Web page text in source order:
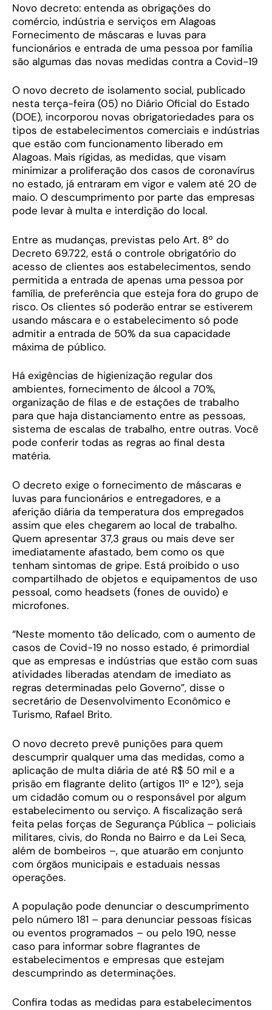
Novo decreto: entenda as obrigações do
comércio, indústria e serviços em Alagoas
Fornecimento de máscaras e luvas para
funcionários e entrada de uma pessoa por família
são algumas das novas medidas contra a Covid-19
O novo decreto de isolamento social, publicado
nesta terça-feira (05) no Diário Oficial do Estado
(DOE), incorporou novas obrigatoriedades para os
tipos de estabelecimentos comerciais e indústrias
que estão com funcionamento liberado em
Alagoas. Mais rígidas, as medidas, que visam
minimizar a proliferação dos casos de coronavírus
no estado, já entraram em vigor e valem até 20 de
maio. O descumprimento por parte das empresas
pode levar à multa e interdição do local.
Entre as mudanças, previstas pelo Art. 8º do
Decreto 69.722, está o controle obrigatório do
acesso de clientes aos estabelecimentos, sendo
permitida a entrada de apenas uma pessoa por
família, de preferência que esteja fora do grupo de
risco. Os clientes só poderão entrar se estiverem
usando máscara e o estabelecimento só pode
admitir a entrada de 50% da sua capacidade
máxima de público.
Há exigências de higienização regular dos
ambientes, fornecimento de álcool a 70%,
organização de filas e de estações de trabalho
para que haja distanciamento entre as pessoas,
sistema de escalas de trabalho, entre outras. Você
pode conferir todas as regras ao final desta
matéria.
O decreto exige o fornecimento de máscaras e
luvas para funcionários e entregadores, e a
aferição diária da temperatura dos empregados
assim que eles chegarem ao local de trabalho.
Quem apresentar 37,3 graus ou mais deve ser
imediatamente afastado, bem como os que
tenham sintomas de gripe. Está proibido o uso
compartilhado de objetos e equipamentos de uso
pessoal, como headsets (fones de ouvido) e
microfones.
“Neste momento tão delicado, com o aumento de
casos de Covid-19 no nosso estado, é primordial
que as empresas e indústrias que estão com suas
atividades liberadas atendam de imediato as
regras determinadas pelo Governo”, disse o
secretário de Desenvolvimento Econômico e
Turismo, Rafael Brito.
O novo decreto prevê punições para quem
descumprir qualquer uma das medidas, como a
aplicação de multa diária de até R$ 50 mil e a
prisão em flagrante delito (artigos 11º e 12º), seja
um cidadão comum ou o responsável por algum
estabelecimento ou serviço. A fiscalização será
feita pelas forças de Segurança Pública – policiais
militares, civis, do Ronda no Bairro e da Lei Seca,
além de bombeiros –, que atuarão em conjunto
com órgãos municipais e estaduais nessas
operações.
A população pode denunciar o descumprimento
pelo número 181 – para denunciar pessoas físicas
ou eventos programados – ou pelo 190, nesse
caso para informar sobre flagrantes de
estabelecimentos e empresas que estejam
descumprindo as determinações.
Confira todas as medidas para estabelecimentos